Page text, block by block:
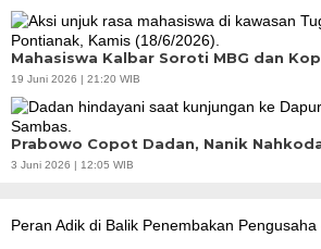
Mahasiswa Kalbar Soroti MBG dan
19 Juni 2026 | 21:20 WIB
Prabowo Copot Dadan, Nanik
3 Juni 2026 | 12:05 WIB
Peran Adik di Balik Penembakan